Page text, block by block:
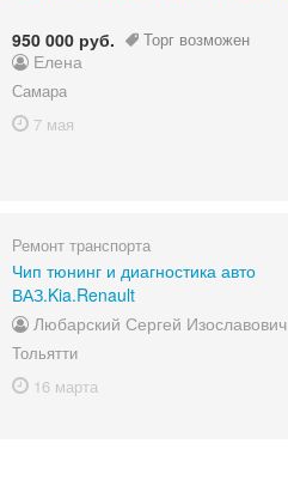
950 000 руб. Торг возможен
Елена
Самара
7 мая
Ремонт транспорта
Чип тюнинг и диагностика авто
ВАЗ.Kia.Renault
Любарский Сергей Изославович
Тольятти
16 марта